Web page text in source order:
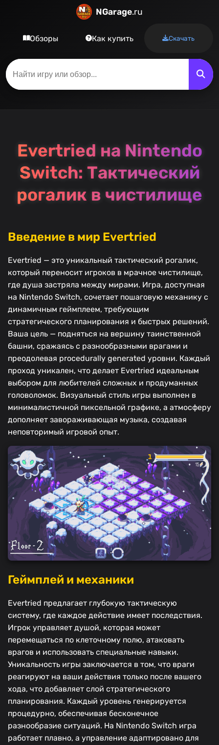
NGarage.ru
Обзоры Как купить Скачать
Evertried на Nintendo
Switch: Тактический
рогалик в чистилище
Введение в мир Evertried
Evertried — это уникальный тактический рогалик,
который переносит игроков в мрачное чистилище,
где душа застряла между мирами. Игра, доступная
на Nintendo Switch, сочетает пошаговую механику с
динамичным геймплеем, требующим
стратегического планирования и быстрых решений.
Ваша цель — подняться на вершину таинственной
башни, сражаясь с разнообразными врагами и
преодолевая procedurally generated уровни. Каждый
проход уникален, что делает Evertried идеальным
выбором для любителей сложных и продуманных
головоломок. Визуальный стиль игры выполнен в
минималистичной пиксельной графике, а атмосферу
дополняет завораживающая музыка, создавая
неповторимый игровой опыт.
Геймплей и механики
Evertried предлагает глубокую тактическую
систему, где каждое действие имеет последствия.
Игрок управляет душой, которая может
перемещаться по клеточному полю, атаковать
врагов и использовать специальные навыки.
Уникальность игры заключается в том, что враги
реагируют на ваши действия только после вашего
хода, что добавляет слой стратегического
планирования. Каждый уровень генерируется
процедурно, обеспечивая бесконечное
разнообразие ситуаций. На Nintendo Switch игра
работает плавно, а управление адаптировано для